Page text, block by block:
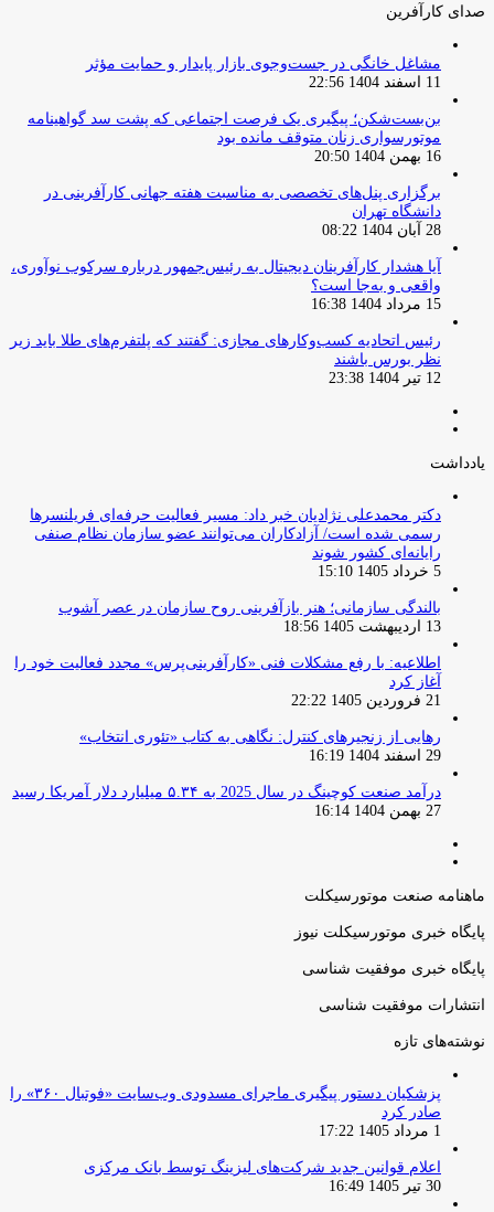
صدای کارآفرین
مشاغل خانگی در جست‌وجوی بازار پایدار و حمایت مؤثر
11 اسفند 1404 22:56
بن‌بست‌شکن؛ پیگیری یک فرصت اجتماعی که پشت سد گواهینامه
موتورسواری زنان متوقف مانده بود
16 بهمن 1404 20:50
برگزاری پنل‌های تخصصی به مناسبت هفته جهانی کارآفرینی در
دانشگاه تهران
28 آبان 1404 08:22
آیا هشدار کارآفرینان دیجیتال به رئیس‌جمهور درباره سرکوب نوآوری،
واقعی و به‌جا است؟
15 مرداد 1404 16:38
‏رئیس اتحادیه کسب‌وکارهای مجازی: گفتند که پلتفرم‌های طلا باید زیر
نظر بورس باشند
12 تیر 1404 23:38
یادداشت
دکتر محمدعلی نژادیان خبر داد: مسیر فعالیت حرفه‌ای فریلنسرها
رسمی شده است/ آزادکاران می‌توانند عضو سازمان نظام صنفی
رایانه‌ای کشور شوند
5 خرداد 1405 15:10
بالندگی سازمانی؛ هنر بازآفرینی روح سازمان در عصر آشوب
13 اردیبهشت 1405 18:56
اطلاعیه: با رفع مشکلات فنی «کارآفرینی‌پرس» مجدد فعالیت خود را
آغاز کرد
21 فروردین 1405 22:22
رهایی از زنجیرهای کنترل: نگاهی به کتاب «تئوری انتخاب»
29 اسفند 1404 16:19
درآمد صنعت کوچینگ در سال 2025 به ۵.۳۴ میلیارد دلار آمریکا رسید
27 بهمن 1404 16:14
ماهنامه صنعت موتورسیکلت
پایگاه خبری موتورسیکلت نیوز
پایگاه خبری موفقیت شناسی
انتشارات موفقیت شناسی
نوشته‌های تازه
پزشکیان دستور پیگیری ماجرای مسدودی وب‌سایت «فوتبال ۳۶۰» را
صادر کرد
1 مرداد 1405 17:22
اعلام قوانین جدید شرکت‌های لیزینگ توسط بانک مرکزی
30 تیر 1405 16:49